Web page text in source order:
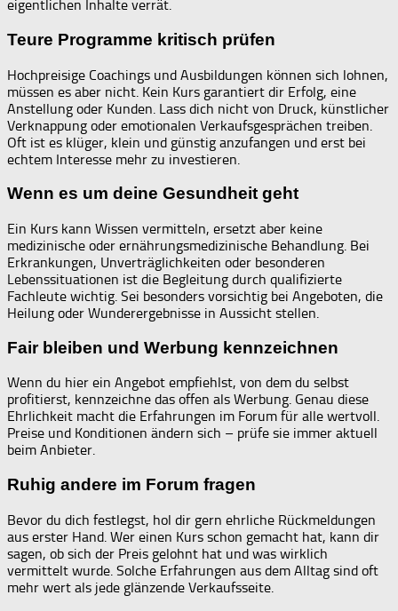
eigentlichen Inhalte verrät.
Teure Programme kritisch prüfen
Hochpreisige Coachings und Ausbildungen können sich lohnen,
müssen es aber nicht. Kein Kurs garantiert dir Erfolg, eine
Anstellung oder Kunden. Lass dich nicht von Druck, künstlicher
Verknappung oder emotionalen Verkaufsgesprächen treiben.
Oft ist es klüger, klein und günstig anzufangen und erst bei
echtem Interesse mehr zu investieren.
Wenn es um deine Gesundheit geht
Ein Kurs kann Wissen vermitteln, ersetzt aber keine
medizinische oder ernährungsmedizinische Behandlung. Bei
Erkrankungen, Unverträglichkeiten oder besonderen
Lebenssituationen ist die Begleitung durch qualifizierte
Fachleute wichtig. Sei besonders vorsichtig bei Angeboten, die
Heilung oder Wunderergebnisse in Aussicht stellen.
Fair bleiben und Werbung kennzeichnen
Wenn du hier ein Angebot empfiehlst, von dem du selbst
profitierst, kennzeichne das offen als Werbung. Genau diese
Ehrlichkeit macht die Erfahrungen im Forum für alle wertvoll.
Preise und Konditionen ändern sich – prüfe sie immer aktuell
beim Anbieter.
Ruhig andere im Forum fragen
Bevor du dich festlegst, hol dir gern ehrliche Rückmeldungen
aus erster Hand. Wer einen Kurs schon gemacht hat, kann dir
sagen, ob sich der Preis gelohnt hat und was wirklich
vermittelt wurde. Solche Erfahrungen aus dem Alltag sind oft
mehr wert als jede glänzende Verkaufsseite.